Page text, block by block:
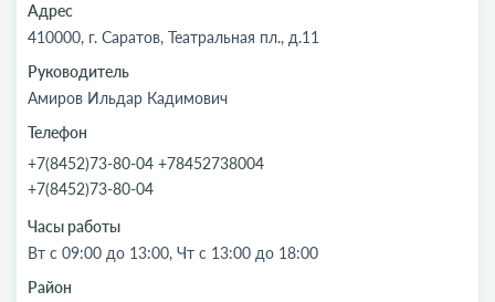
Адрес
410000, г. Саратов, Театральная пл., д.11
Руководитель
Амиров Ильдар Кадимович
Телефон
+7(8452)73-80-04 +78452738004
+7(8452)73-80-04
Часы работы
Вт с 09:00 до 13:00, Чт c 13:00 до 18:00
Район